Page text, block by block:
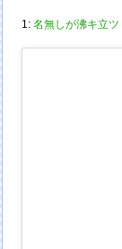
1:名無しが沸キ立ツ